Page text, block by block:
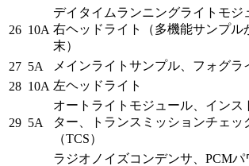
26 10A
デイタイムランニングライトモジ
右ヘッドライト（多機能サンプル
末）
27 5A
メインライトサンプル、フォグラ
28 10A 左ヘッドライト
29 5A
オートライトモジュール、インス
ター、トランスミッションチェッ
（TCS）
ラジオノイズコンデンサ、PCMパ